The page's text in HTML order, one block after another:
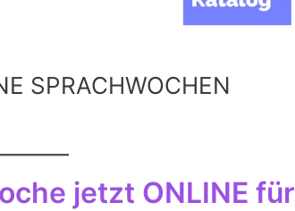
SPRACHWOCHEN
jetzt ONLINE für